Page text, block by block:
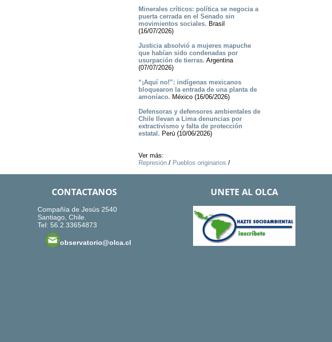
Minerales críticos: política se negocia a
puerta cerrada en el Senado sin
movimientos sociales. Brasil
(16/07/2026)
Justicia absolvió a mujeres mapuche
que habían sido condenadas por
usurpación de tierras. Argentina
(07/07/2026)
“¡Aquí no!”: indígenas mexicanos
bloquearon la entrada de una planta de
amoníaco. México (16/06/2026)
Defensoras y defensores ambientales de
Chile llevan a Lima denuncias por
extractivismo y falta de protección
estatal. Perú (10/06/2026)
Ver más:
Represión/ Pueblos originarios /
CONTACTANOS
Compañía de Jesús 2540
Santiago, Chile.
Tel: 56.2.33654873
observatorio@olca.cl
UNETE AL OLCA